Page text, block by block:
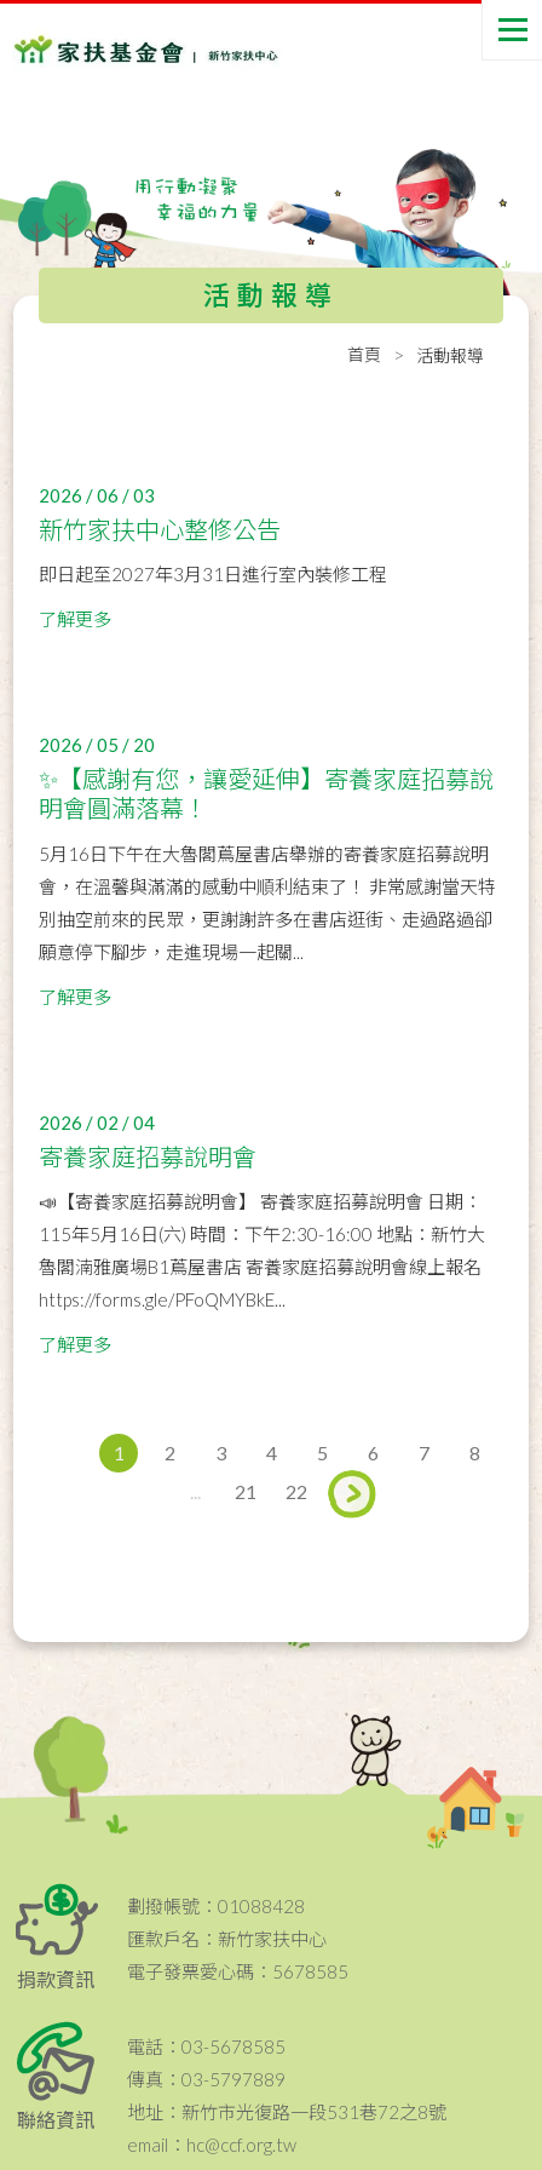
活動報導
首頁 活動報導
2026 / 06 / 03
新竹家扶中心整修公告
即日起至2027年3月31日進行室內裝修工程
了解更多
2026 / 05 / 20
✨【感謝有您，讓愛延伸】寄養家庭招募說
明會圓滿落幕！
5月16日下午在大魯閣蔦屋書店舉辦的寄養家庭招募說明
會，在溫馨與滿滿的感動中順利結束了！ 非常感謝當天特
別抽空前來的民眾，更謝謝許多在書店逛街、走過路過卻
願意停下腳步，走進現場一起關...
了解更多
2026 / 02 / 04
寄養家庭招募說明會
📣【寄養家庭招募說明會】 寄養家庭招募說明會 日期：
115年5月16日(六) 時間：下午2:30-16:00 地點：新竹大
魯閣湳雅廣場B1蔦屋書店 寄養家庭招募說明會線上報名
https://forms.gle/PFoQMYBkE...
了解更多
1 2 3 4 5 6 7
8
...
21 22
捐款資訊
劃撥帳號：01088428
匯款戶名：新竹家扶中心
電子發票愛心碼：5678585
聯絡資訊
電話：03-5678585
傳真：03-5797889
地址：新竹市光復路一段531巷72之8號
email：hc@ccf.org.tw